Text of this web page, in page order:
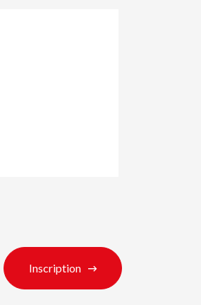
Inscription